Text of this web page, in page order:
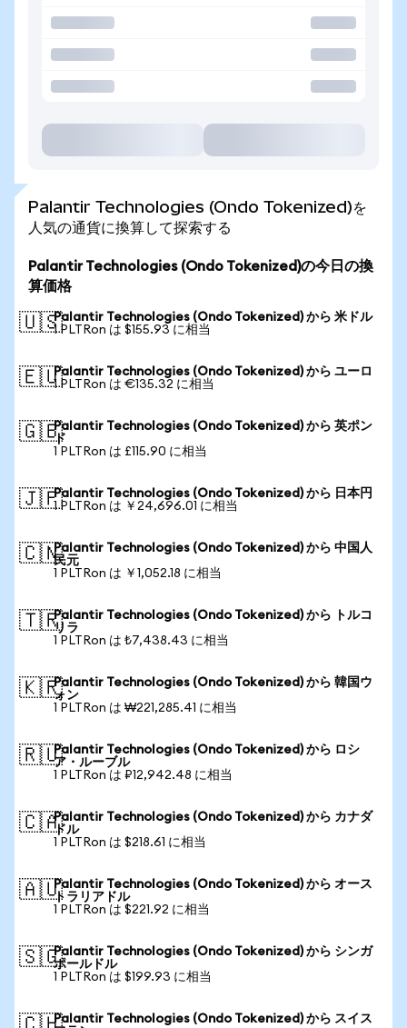
Palantir Technologies (Ondo Tokenized)を
人気の通貨に換算して探索する
Palantir Technologies (Ondo Tokenized)の今日の換
算価格
🇺🇸Palantir Technologies (Ondo Tokenized) から 米ドル
1 PLTRon は $155.93 に相当
🇪🇺Palantir Technologies (Ondo Tokenized) から ユーロ
1 PLTRon は €135.32 に相当
🇬🇧Palantir Technologies (Ondo Tokenized) から 英ポン
ド
1 PLTRon は £115.90 に相当
🇯🇵Palantir Technologies (Ondo Tokenized) から 日本円
1 PLTRon は ￥24,696.01 に相当
🇨🇳Palantir Technologies (Ondo Tokenized) から 中国人
民元
1 PLTRon は ￥1,052.18 に相当
🇹🇷Palantir Technologies (Ondo Tokenized) から トルコ
リラ
1 PLTRon は ₺7,438.43 に相当
🇰🇷Palantir Technologies (Ondo Tokenized) から 韓国ウ
ォン
1 PLTRon は ₩221,285.41 に相当
🇷🇺Palantir Technologies (Ondo Tokenized) から ロシ
ア・ルーブル
1 PLTRon は ₽12,942.48 に相当
🇨🇦Palantir Technologies (Ondo Tokenized) から カナダ
ドル
1 PLTRon は $218.61 に相当
🇦🇺Palantir Technologies (Ondo Tokenized) から オース
トラリアドル
1 PLTRon は $221.92 に相当
🇸🇬Palantir Technologies (Ondo Tokenized) から シンガ
ポールドル
1 PLTRon は $199.93 に相当
Palantir Technologies (Ondo Tokenized) から スイス